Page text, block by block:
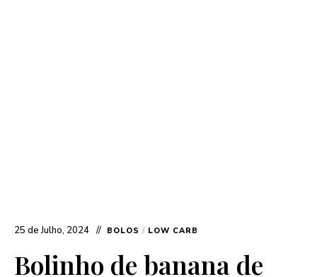
25 de Julho, 2024 BOLOS / LOW CARB
Bolinho de banana de